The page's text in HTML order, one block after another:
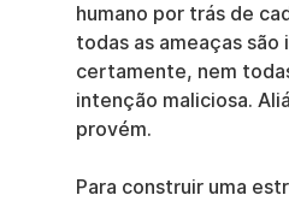
humano por trás de
todas as ameaças são
certamente, nem
intenção maliciosa.
provém.
Para construir uma